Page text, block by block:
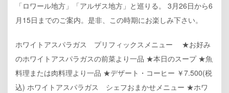
「ロワール地方」「アルザス地方」と巡りる。 3月26日から6
月15日までのご案内。是非、この時期にお楽しみ下さい。
ホワイトアスパラガス プリフィックスメニュー ★お好み
のホワイトアスパラガスの前菜より一品 ★本日のスープ ★魚
料理または肉料理より一品 ★デザート・コーヒー ￥7.500(税
込) ホワイトアスパラガス シェフおまかせメニュー ★ホワ